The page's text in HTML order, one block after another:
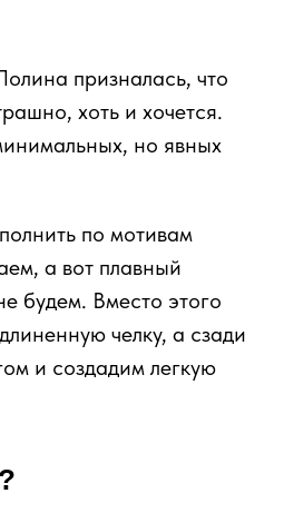
призналась, что
хоть и хочется.
но явных
по мотивам
а вот плавный
будем. Вместо этого
челку, а сзади
и создадим легкую